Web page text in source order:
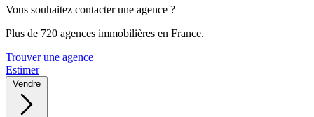
Vous souhaitez contacter une agence ?
Plus de 720 agences immobilières en France.
Trouver une agence
Estimer
Vendre